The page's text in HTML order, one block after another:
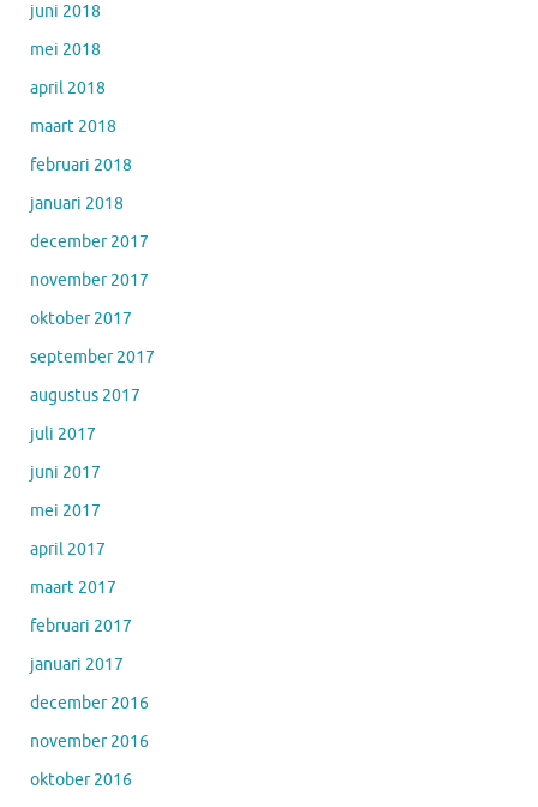
juni 2018
mei 2018
april 2018
maart 2018
februari 2018
januari 2018
december 2017
november 2017
oktober 2017
september 2017
augustus 2017
juli 2017
juni 2017
mei 2017
april 2017
maart 2017
februari 2017
januari 2017
december 2016
november 2016
oktober 2016